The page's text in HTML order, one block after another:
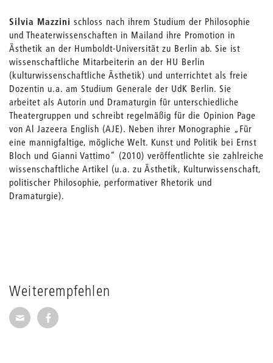
Weiterempfehlen
Seite per E-Mail weiterempfehlen
Seite auf Facebook weiterempfehlen
Silvia Mazzini schloss nach ihrem Studium der Philosophie
und Theaterwissenschaften in Mailand ihre Promotion in
Ästhetik an der Humboldt-Universität zu Berlin ab. Sie ist
wissenschaftliche Mitarbeiterin an der HU Berlin
(kulturwissenschaftliche Ästhetik) und unterrichtet als freie
Dozentin u.a. am Studium Generale der UdK Berlin. Sie
arbeitet als Autorin und Dramaturgin für unterschiedliche
Theatergruppen und schreibt regelmäßig für die Opinion Page
von Al Jazeera English (AJE). Neben ihrer Monographie „Für
eine mannigfaltige, mögliche Welt. Kunst und Politik bei Ernst
Bloch und Gianni Vattimo“ (2010) veröffentlichte sie zahlreiche
wissenschaftliche Artikel (u.a. zu Ästhetik, Kulturwissenschaft,
politischer Philosophie, performativer Rhetorik und
Dramaturgie).